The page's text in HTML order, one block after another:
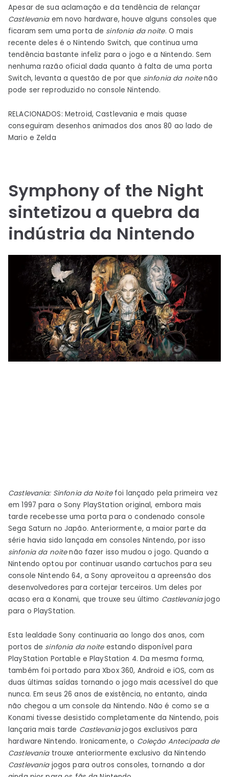
Apesar de sua aclamação e da tendência de relançar
Castlevania em novo hardware, houve alguns consoles que
ficaram sem uma porta de sinfonia da noite. O mais
recente deles é o Nintendo Switch, que continua uma
tendência bastante infeliz para o jogo e a Nintendo. Sem
nenhuma razão oficial dada quanto à falta de uma porta
Switch, levanta a questão de por que sinfonia da noitenão
pode ser reproduzido no console Nintendo.
RELACIONADOS: Metroid, Castlevania e mais quase
conseguiram desenhos animados dos anos 80 ao lado de
Mario e Zelda
Symphony of the Night
sintetizou a quebra da
indústria da Nintendo
Castlevania: Sinfonia da Noitefoi lançado pela primeira vez
em 1997 para o Sony PlayStation original, embora mais
tarde recebesse uma porta para o condenado console
Sega Saturn no Japão. Anteriormente, a maior parte da
série havia sido lançada em consoles Nintendo, por isso
sinfonia da noitenão fazer isso mudou o jogo. Quando a
Nintendo optou por continuar usando cartuchos para seu
console Nintendo 64, a Sony aproveitou a apreensão dos
desenvolvedores para cortejar terceiros. Um deles por
acaso era a Konami, que trouxe seu último Castlevaniajogo
para o PlayStation.
Esta lealdade Sony continuaria ao longo dos anos, com
portos de sinfonia da noiteestando disponível para
PlayStation Portable e PlayStation 4. Da mesma forma,
também foi portado para Xbox 360, Android e iOS, com as
duas últimas saídas tornando o jogo mais acessível do que
nunca. Em seus 26 anos de existência, no entanto, ainda
não chegou a um console da Nintendo. Não é como se a
Konami tivesse desistido completamente da Nintendo, pois
lançaria mais tarde Castlevaniajogos exclusivos para
hardware Nintendo. Ironicamente, o Coleção Antecipada de
Castlevaniatrouxe anteriormente exclusivo da Nintendo
Castlevaniajogos para outros consoles, tornando a dor